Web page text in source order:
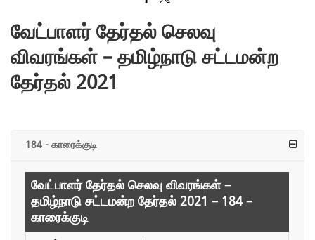
வேட்பாளர் தேர்தல் செலவு
விவரங்கள் – தமிழ்நாடு சட்டமன்ற
தேர்தல் 2021
184 - காரைக்குடி
வேட்பாளர் தேர்தல் செலவு விவரங்கள் –
தமிழ்நாடு சட்டமன்ற தேர்தல் 2021 – 184 –
காரைக்குடி